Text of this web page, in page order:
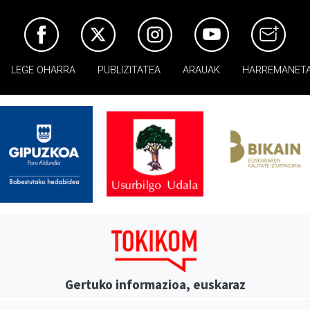
LEGE OHARRA PUBLIZITATEA ARAUAK
Gertuko informazioa, euskaraz